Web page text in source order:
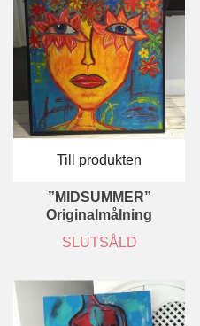
Till produkten
”MIDSUMMER”
Originalmålning
SLUTSÅLD